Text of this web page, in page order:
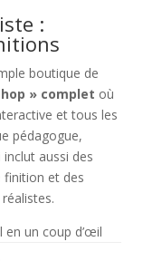
:
boutique de
» complet où
et tous les
pédagogue,
aussi des
finition et des
en un coup d’œil